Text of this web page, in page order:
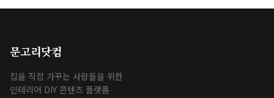
문고리닷컴
집을 직접 가꾸는 사람들을 위한
인테리어 DIY 콘텐츠 플랫폼